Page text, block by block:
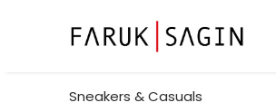
Sneakers & Casuals